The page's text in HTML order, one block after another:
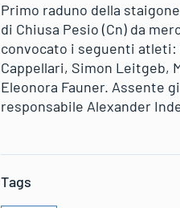
Primo raduno della
di Chiusa Pesio (Cn) da
convocato i seguenti atleti:
Cappellari, Simon Leitgeb,
Eleonora Fauner. Assente
responsabile Alexander
Tags